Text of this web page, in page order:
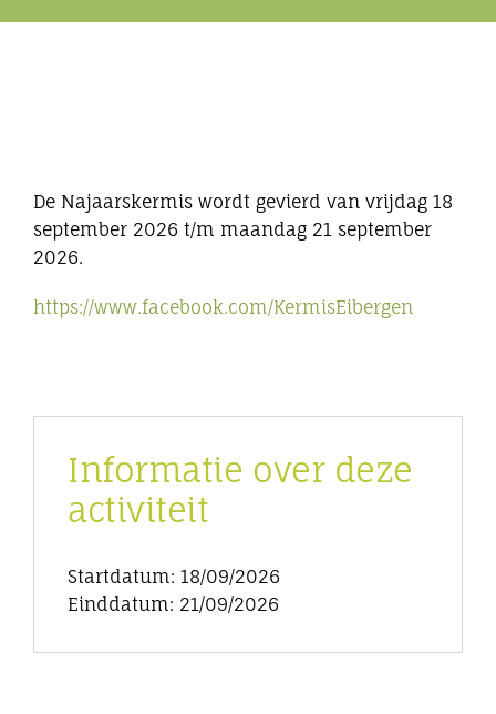
Eibergen onderneemt
Bedrijven
De Najaarskermis wordt gevierd van vrijdag 18
september 2026 t/m maandag 21 september
2026.
https://www.facebook.com/KermisEibergen
Informatie over deze
activiteit
Startdatum: 18/09/2026
Einddatum: 21/09/2026